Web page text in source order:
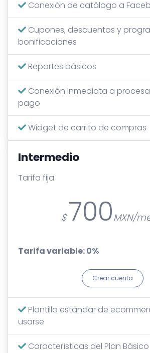
Conexión de catálogo a
Cupones, descuentos y
bonificaciones
Reportes básicos
Conexión inmediata a
pago
Widget de carrito de compras
Intermedio
Tarifa fija
700
Tarifa variable: 0%
Crear cuenta
Plantilla estándar de
usarse
Características del Plan Básico